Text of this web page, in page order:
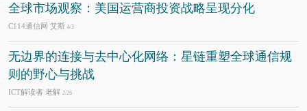
全球市场观察：美国运营商投资战略呈现分化
C114通信网 艾斯 4/3
无边界的连接与去中心化网络：星链重塑全球通信规
则的野心与挑战
ICT解读者 老解 2/26